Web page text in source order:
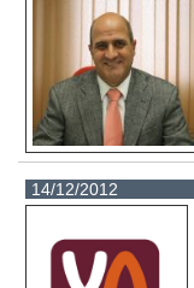
14/12/2012